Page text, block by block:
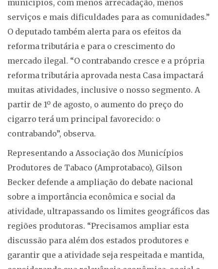
municípios, com menos arrecadação, menos
serviços e mais dificuldades para as comunidades.”
O deputado também alerta para os efeitos da
reforma tributária e para o crescimento do
mercado ilegal. “O contrabando cresce e a própria
reforma tributária aprovada nesta Casa impactará
muitas atividades, inclusive o nosso segmento. A
partir de 1º de agosto, o aumento do preço do
cigarro terá um principal favorecido: o
contrabando”, observa.
Representando a Associação dos Municípios
Produtores de Tabaco (Amprotabaco), Gilson
Becker defende a ampliação do debate nacional
sobre a importância econômica e social da
atividade, ultrapassando os limites geográficos das
regiões produtoras. “Precisamos ampliar esta
discussão para além dos estados produtores e
garantir que a atividade seja respeitada e mantida,